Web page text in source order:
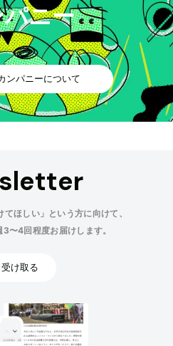
ニー
ンパニーについて
てほしい」という方に向けて、
〜4回程度お届けします。
受け取る